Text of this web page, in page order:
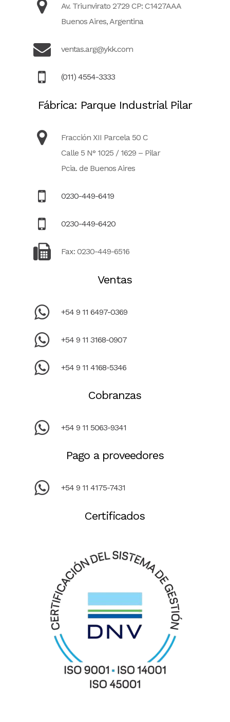
Av. Triunvirato 2729 CP: C1427AAA
Buenos Aires, Argentina
ventas.arg@ykk.com
(011) 4554-3333
Fábrica: Parque Industrial Pilar
Fracción XII Parcela 50 C
Calle 5 N° 1025 / 1629 – Pilar
Pcia. de Buenos Aires
0230-449-6419
0230-449-6420
Fax: 0230-449-6516
Ventas
+54 9 11 6497-0369
+54 9 11 3168-0907
+54 9 11 4168-5346
Cobranzas
+54 9 11 5063-9341
Pago a proveedores
+54 9 11 4175-7431
Certificados